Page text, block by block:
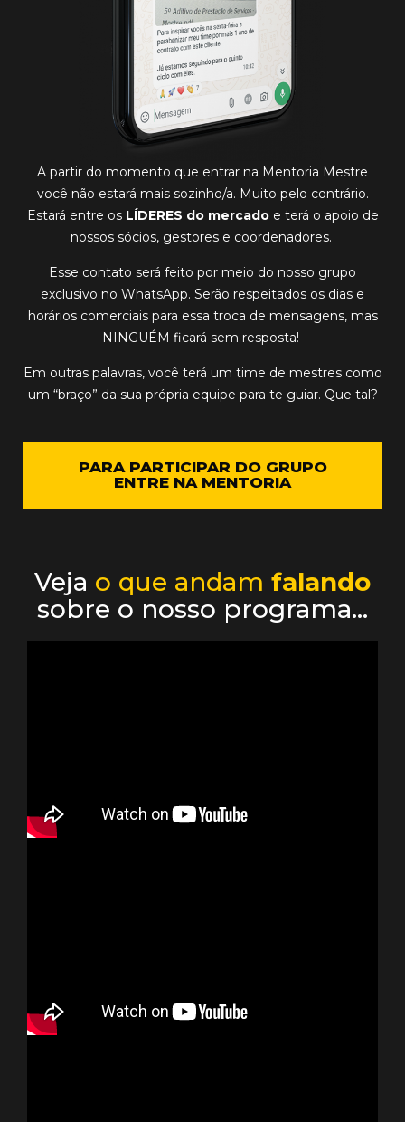
A partir do momento que entrar na Mentoria Mestre
você não estará mais sozinho/a. Muito pelo contrário.
Estará entre os LÍDERES do mercadoe terá o apoio de
nossos sócios, gestores e coordenadores.
Esse contato será feito por meio do nosso grupo
exclusivo no WhatsApp. Serão respeitados os dias e
horários comerciais para essa troca de mensagens, mas
NINGUÉM ficará sem resposta!
Em outras palavras, você terá um time de mestres como
um “braço” da sua própria equipe para te guiar. Que tal?
PARA PARTICIPAR DO GRUPO
ENTRE NA MENTORIA
Veja o que andam falando
sobre o nosso programa…